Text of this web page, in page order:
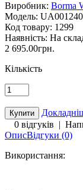
Виробник: Borma
Модель: UA001240
Код товару: 1299
Наявність: На
2 695.00грн.
Кількість
0 відгуків |
ОписВідгуки (0)
Використання: